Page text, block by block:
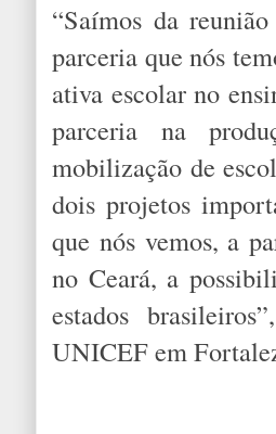
“Saímos da
parceria que nós
ativa escolar no
parceria na
mobilização de
dois projetos
que nós vemos, a
no Ceará, a
estados
UNICEF em